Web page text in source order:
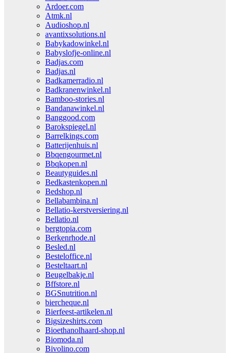
Ardoer.com
Atmk.nl
Audioshop.nl
avantixsolutions.nl
Babykadowinkel.nl
Babyslofje-online.nl
Badjas.com
Badjas.nl
Badkamerradio.nl
Badkranenwinkel.nl
Bamboo-stories.nl
Bandanawinkel.nl
Banggood.com
Barokspiegel.nl
Barrelkings.com
Batterijenhuis.nl
Bbqengourmet.nl
Bbqkopen.nl
Beautyguides.nl
Bedkastenkopen.nl
Bedshop.nl
Bellabambina.nl
Bellatio-kerstversiering.nl
Bellatio.nl
bergtopia.com
Berkenrhode.nl
Besled.nl
Besteloffice.nl
Besteltaart.nl
Beugelbakje.nl
Bffstore.nl
BGSnutrition.nl
biercheque.nl
Bierfeest-artikelen.nl
Bigsizeshirts.com
Bioethanolhaard-shop.nl
Biomoda.nl
Bivolino.com